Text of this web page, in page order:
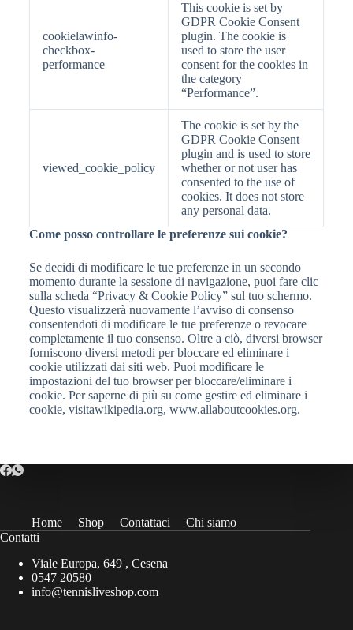
cookielawinfo-
checkbox-
performance
This cookie is set by
GDPR Cookie Consent
plugin. The cookie is
used to store the user
consent for the cookies in
the category
“Performance”.
viewed_cookie_policy
The cookie is set by the
GDPR Cookie Consent
plugin and is used to store
whether or not user has
consented to the use of
cookies. It does not store
any personal data.
Come posso controllare le preferenze sui cookie?
Se decidi di modificare le tue preferenze in un secondo
momento durante la sessione di navigazione, puoi fare clic
sulla scheda “Privacy & Cookie Policy” sul tuo schermo.
Questo visualizzerà nuovamente l’avviso di consenso
consentendoti di modificare le tue preferenze o revocare
completamente il tuo consenso. Oltre a ciò, diversi browser
forniscono diversi metodi per bloccare ed eliminare i
cookie utilizzati dai siti web. Puoi modificare le
impostazioni del tuo browser per bloccare/eliminare i
cookie. Per saperne di più su come gestire ed eliminare i
cookie, visitawikipedia.org, www.allaboutcookies.org.
Home Shop Contattaci
Chi siamo
Contatti
Viale Europa, 649 , Cesena
0547 20580
info@tennisliveshop.com